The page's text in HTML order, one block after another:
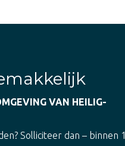
VAN HEILIG-
Solliciteer dan – binnen 1